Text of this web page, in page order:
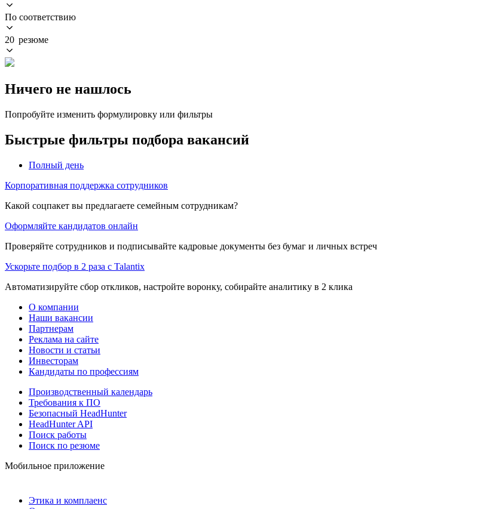
По соответствию
20 резюме
Ничего не нашлось
Попробуйте изменить формулировку или фильтры
Быстрые фильтры подбора вакансий
Полный день
Корпоративная поддержка сотрудников
Какой соцпакет вы предлагаете семейным сотрудникам?
Оформляйте кандидатов онлайн
Проверяйте сотрудников и подписывайте кадровые документы без бумаг и личных встреч
Ускорьте подбор в 2 раза с Talantix
Автоматизируйте сбор откликов, настройте воронку, собирайте аналитику в 2 клика
О компании
Наши вакансии
Партнерам
Реклама на сайте
Новости и статьи
Инвесторам
Кандидаты по профессиям
Производственный календарь
Требования к ПО
Безопасный HeadHunter
HeadHunter API
Поиск работы
Поиск по резюме
Мобильное приложение
Этика и комплаенс